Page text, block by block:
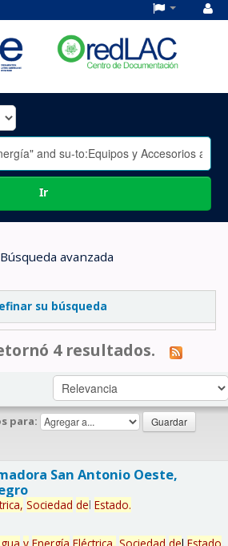
Ir
Búsqueda avanzada
su búsqueda
4 resultados.
para:
San Antonio Oeste,
Sociedad del Estado.
y Energía Eléctrica, Sociedad del Estado,